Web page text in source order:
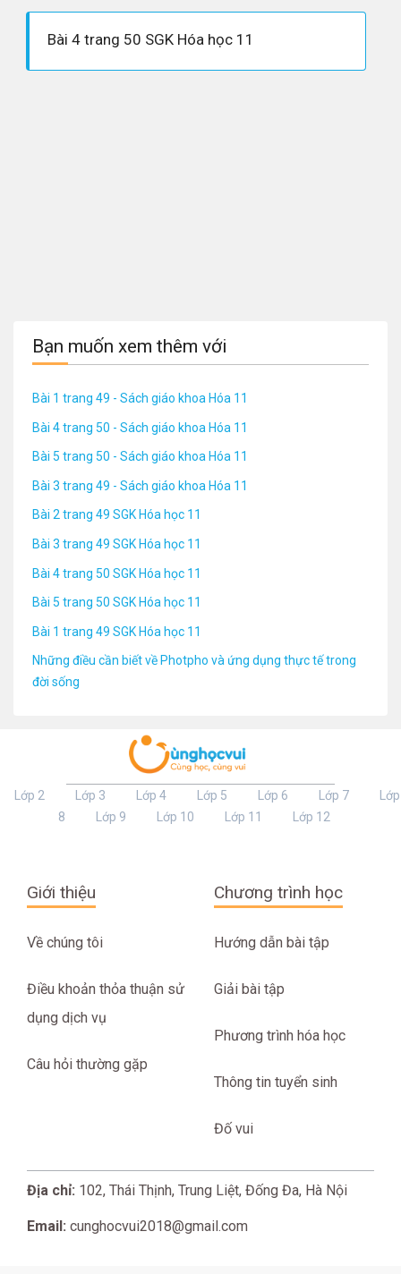
Bài 4 trang 50 SGK Hóa học 11
Bạn muốn xem thêm với
Bài 1 trang 49 - Sách giáo khoa Hóa 11
Bài 4 trang 50 - Sách giáo khoa Hóa 11
Bài 5 trang 50 - Sách giáo khoa Hóa 11
Bài 3 trang 49 - Sách giáo khoa Hóa 11
Bài 2 trang 49 SGK Hóa học 11
Bài 3 trang 49 SGK Hóa học 11
Bài 4 trang 50 SGK Hóa học 11
Bài 5 trang 50 SGK Hóa học 11
Bài 1 trang 49 SGK Hóa học 11
Những điều cần biết về Photpho và ứng dụng thực tế trong
đời sống
Lớp 2 Lớp 3 Lớp 4 Lớp 5 Lớp 6 Lớp 7
Lớp
8
Lớp 9 Lớp 10 Lớp 11 Lớp 12
Giới thiệu
Về chúng tôi
Điều khoản thỏa thuận sử
dụng dịch vụ
Câu hỏi thường gặp
Chương trình học
Hướng dẫn bài tập
Giải bài tập
Phương trình hóa học
Thông tin tuyển sinh
Đố vui
Địa chỉ: 102, Thái Thịnh, Trung Liệt, Đống Đa, Hà Nội
Email: cunghocvui2018@gmail.com